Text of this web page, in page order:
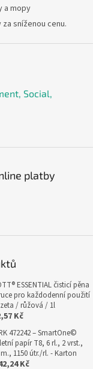
a mopy
sníženou cenu.
Social,
platby
ESSENTIAL čisticí pěna
pro každodenní použití
/ růžová / 1l
Kč
472242 – SmartOne©
papír T8, 6 rl., 2 vrst.,
m., 1150 útr./rl. - Karton
Kč